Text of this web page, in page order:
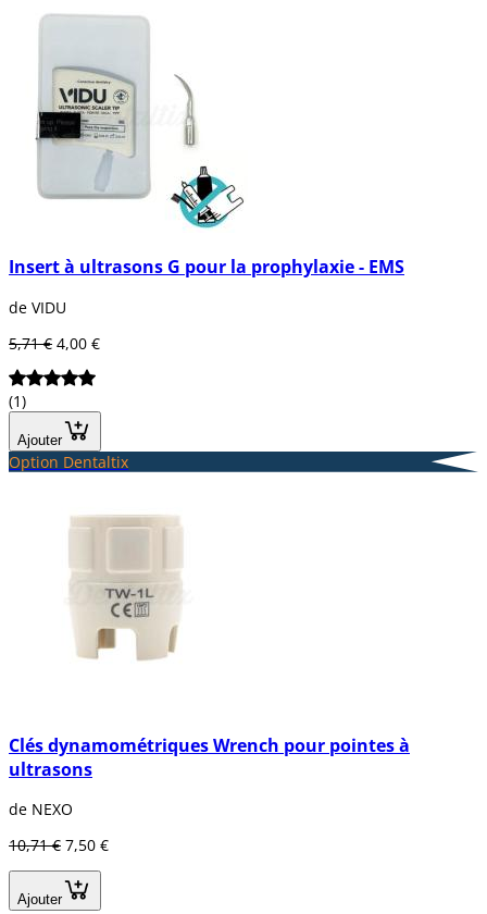
Insert à ultrasons G pour la prophylaxie - EMS
de VIDU
5,71 € 4,00 €
(1)
Ajouter
Option Dentaltix
Clés dynamométriques Wrench pour pointes à
ultrasons
de NEXO
10,71 € 7,50 €
Ajouter